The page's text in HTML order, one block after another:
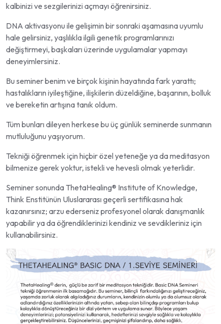
kalbinizi ve sezgilerinizi açmayıöğrenirsiniz.
DNA aktivasyonu ile gelişimin bir sonraki aşamasına uyumlu
hale gelirsiniz, yaşlılıkla ilgili genetik programlarınızı
değiştirmeyi, başkaları üzerinde uygulamalar yapmayı
deneyimlersiniz.
Bu seminerbenim ve birçok kişinin hayatında fark yarattı;
hastalıkların iyileştiğine, ilişkilerin düzeldiğine, başarının, bolluk
ve bereketin artışına tanık oldum.
Tüm bunları dileyen herkese bu üç günlük seminerde sunmanın
mutluluğunu yaşıyorum.
Tekniği öğrenmek için hiçbir özel yeteneğe ya da meditasyon
bilmenize gerek yoktur, istekli ve hevesli olmak yeterlidir.
Seminer sonunda ThetaHealing®️ Institute of Knowledge,
Think Enstitünün Uluslararası geçerli sertifikasınahak
kazanırsınız; arzu ederseniz profesyonel olarak danışmanlık
yapabilir ya da öğrendiklerinizi kendiniz ve sevdikleriniz için
kullanabilirsiniz.